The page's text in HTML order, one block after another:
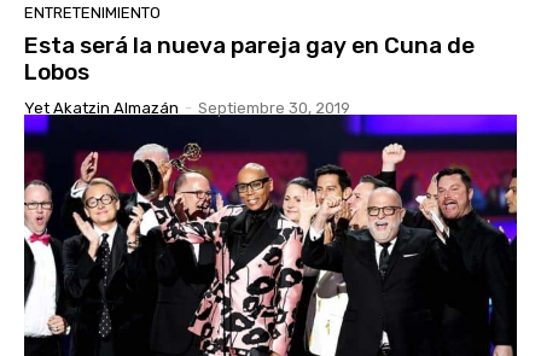
ENTRETENIMIENTO
Esta será la nueva pareja gay en Cuna de
Lobos
Yet Akatzin Almazán - Septiembre 30, 2019